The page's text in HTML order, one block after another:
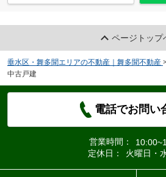
ページトップ
垂水区・舞多聞エリアの不動産｜舞多聞不動産
中古戸建
電話でお問い
営業時間：
定休日：
火曜日・